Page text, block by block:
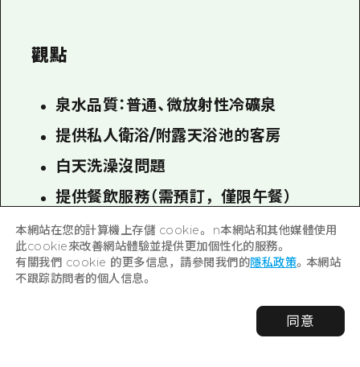
連隱士都會醉」。
因此適合各種類型的客人，從帶孩子的家
庭到情侶和獨自旅行者。
*我們還與姐妹酒店大富亭酒店合作，提
觀點
本網站在您的計算機上存儲 cookie。 n本網站和其他媒體使用
此cookie來改善網站體驗並提供更加個性化的服務。
有關我們 cookie 的更多信息，請參閱我們的隱私政策。本網站
不跟踪訪問者的個人信息。
同意